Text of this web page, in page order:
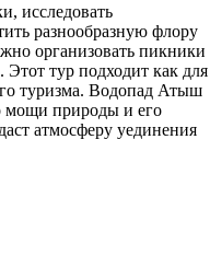
исследовать
разнообразную флору
организовать пикники
Этот тур подходит как для
туризма. Водопад Атыш
мощи природы и его
атмосферу уединения